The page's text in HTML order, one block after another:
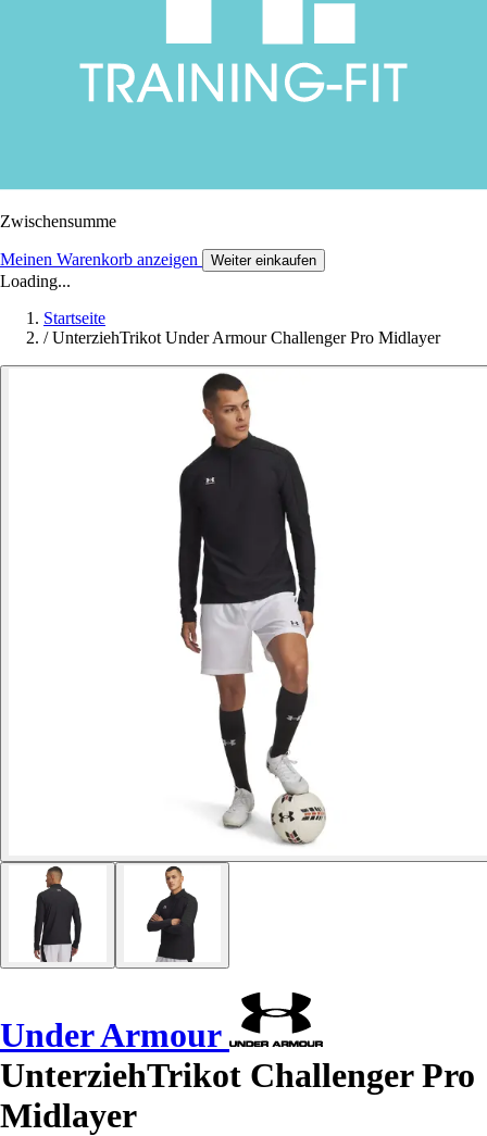
Zwischensumme
Meinen Warenkorb anzeigen Weiter einkaufen
Loading...
Startseite
/ UnterziehTrikot Under Armour Challenger Pro Midlayer
Under Armour
UnterziehTrikot Challenger Pro
Midlayer